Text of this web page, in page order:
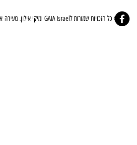
© כל הזכויות שמורות לGAIA Israel ומיקי אילון. מעירה אנשים משנת 2014